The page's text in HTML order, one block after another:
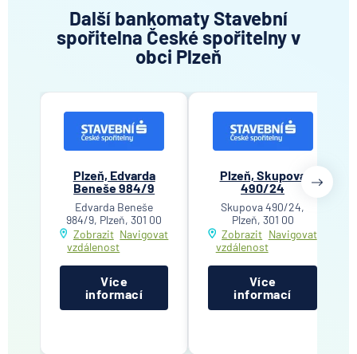
Další bankomaty Stavební
spořitelna České spořitelny v
obci Plzeň
Plzeň, Edvarda
Beneše 984/9
Edvarda Beneše
984/9, Plzeň, 301 00
Zobrazit
vzdálenost
Navigovat
Více
informací
Plzeň, Skupova
490/24
Skupova 490/24,
Plzeň, 301 00
Zobrazit
vzdálenost
Navigovat
Více
informací